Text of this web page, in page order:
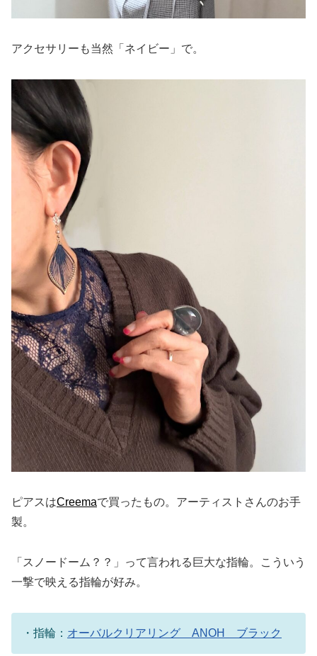
アクセサリーも当然「ネイビー」で。
ピアスはCreemaで買ったもの。アーティストさんのお手
製。
「スノードーム？？」って言われる巨大な指輪。こういう
一撃で映える指輪が好み。
・指輪： オーバルクリアリング ANOH ブラック